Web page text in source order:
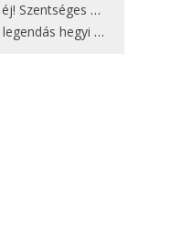
éj!”
világítják meg Zugspitzét